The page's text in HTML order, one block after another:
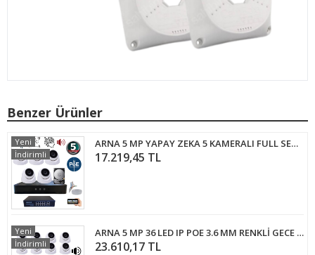
Benzer Ürünler
ARNA 5 MP YAPAY ZEKA 5 KAMERALI FULL SET İÇ MEKAN GÜVENLİK SİSTEMİ - ST55250
17.219,45 TL
Yeni
İndirimli
ARNA 5 MP 36 LED IP POE 3.6 MM RENKLİ GECE GÖRÜŞLÜ FULL HD 8'Lİ GÜVENLİK KAMERASI SETİ 500 GB HDD DAHİL - ST585001
23.610,17 TL
Yeni
İndirimli